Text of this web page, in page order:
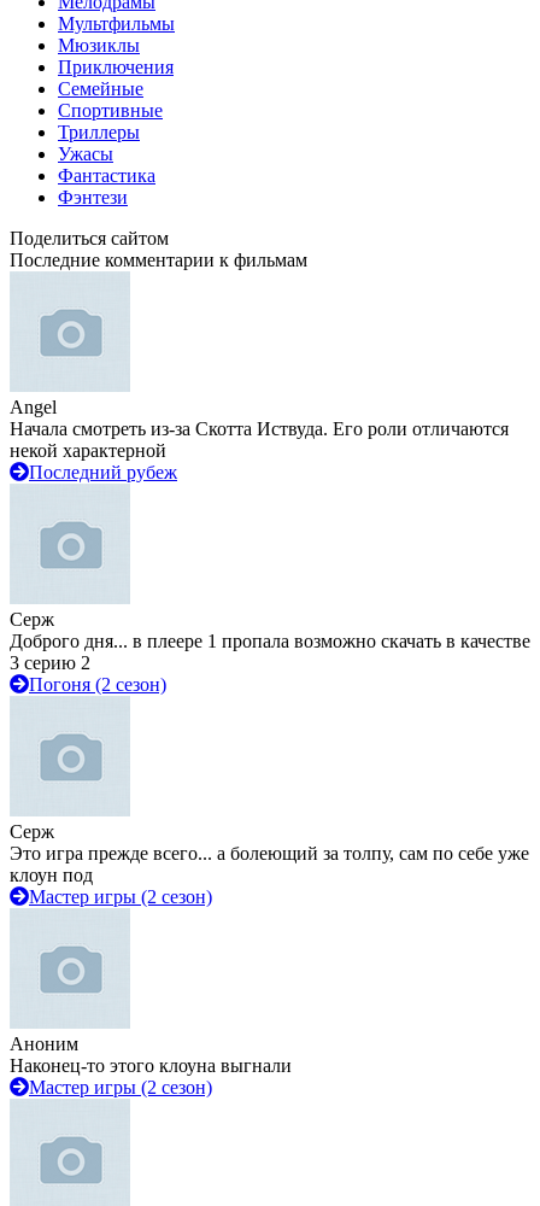
Мультфильмы
Мюзиклы
Приключения
Семейные
Спортивные
Триллеры
Ужасы
Фантастика
Фэнтези
Поделиться сайтом
Последние комментарии к фильмам
Angel
Начала смотреть из-за Скотта Иствуда. Его роли отличаются
некой характерной
Последний рубеж
Серж
Доброго дня... в плеере 1 пропала возможно скачать в качестве
3 серию 2
Погоня (2 сезон)
Серж
Это игра прежде всего... а болеющий за толпу, сам по себе уже
клоун под
Мастер игры (2 сезон)
Аноним
Наконец-то этого клоуна выгнали
Мастер игры (2 сезон)